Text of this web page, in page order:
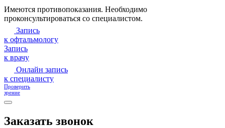
Имеются противопоказания. Необходимо
проконсультироваться со специалистом.
Запись
к офтальмологу
Запись
к врачу
Онлайн запись
к специалисту
Проверить
зрение
Заказать звонок